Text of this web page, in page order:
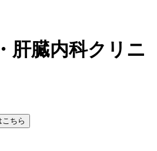
肝臓内科クリニ
ちら